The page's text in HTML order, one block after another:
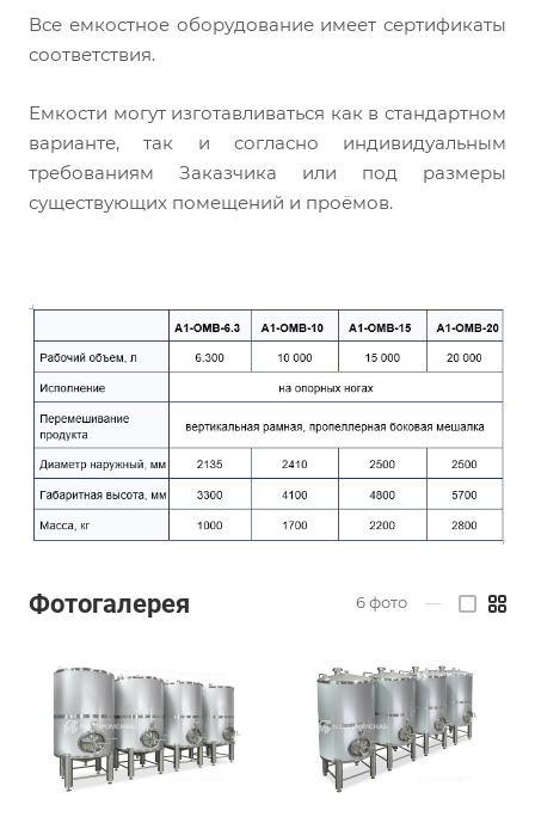
Все емкостное оборудование имеет сертификаты
соответствия.
Емкости могут изготавливаться как в стандартном
варианте, так и согласно индивидуальным
требованиям Заказчика или под размеры
существующих помещений и проёмов.
Фотогалерея 6фото —